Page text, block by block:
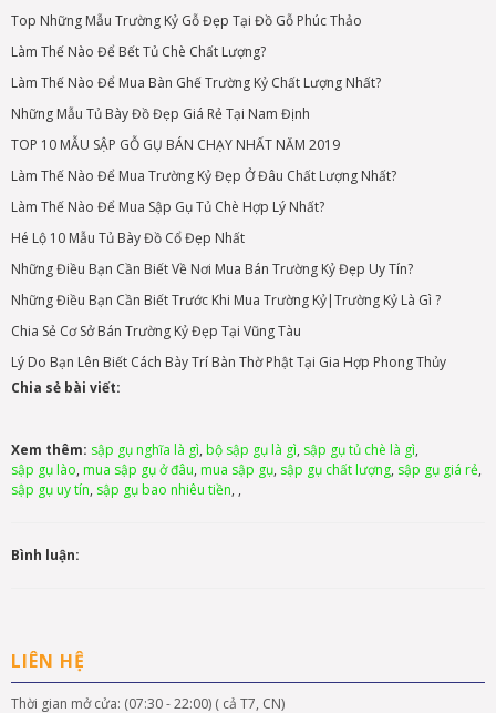
Top Những Mẫu Trường Kỷ Gỗ Đẹp Tại Đồ Gỗ Phúc Thảo
Làm Thế Nào Để Bết Tủ Chè Chất Lượng?
Làm Thế Nào Để Mua Bàn Ghế Trường Kỷ Chất Lượng Nhất?
Những Mẫu Tủ Bày Đồ Đẹp Giá Rẻ Tại Nam Định
TOP 10 MẪU SẬP GỖ GỤ BÁN CHẠY NHẤT NĂM 2019
Làm Thế Nào Để Mua Trường Kỷ Đẹp Ở Đâu Chất Lượng Nhất?
Làm Thế Nào Để Mua Sập Gụ Tủ Chè Hợp Lý Nhất?
Hé Lộ 10 Mẫu Tủ Bày Đồ Cổ Đẹp Nhất
Những Điều Bạn Cần Biết Về Nơi Mua Bán Trường Kỷ Đẹp Uy Tín?
Những Điều Bạn Cần Biết Trước Khi Mua Trường Kỷ|Trường Kỷ Là Gì ?
Chia Sẻ Cơ Sở Bán Trường Kỷ Đẹp Tại Vũng Tàu
Lý Do Bạn Lên Biết Cách Bày Trí Bàn Thờ Phật Tại Gia Hợp Phong Thủy
Chia sẻ bài viết:
Xem thêm: sập gụ nghĩa là gì, bộ sập gụ là gì, sập gụ tủ chè là gì,
sập gụ lào, mua sập gụ ở đâu, mua sập gụ, sập gụ chất lượng, sập gụ giá rẻ,
sập gụ uy tín, sập gụ bao nhiêu tiền, ,
Bình luận:
LIÊN HỆ
Thời gian mở cửa: (07:30 - 22:00) ( cả T7, CN)